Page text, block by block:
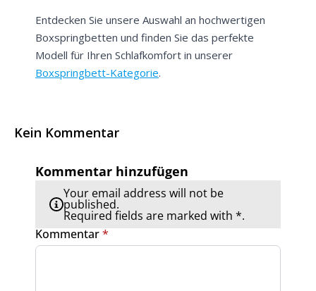
Entdecken Sie unsere Auswahl an hochwertigen
Boxspringbetten und finden Sie das perfekte
Modell für Ihren Schlafkomfort in unserer
Boxspringbett-Kategorie.
Kein Kommentar
Kommentar hinzufügen
Your email address will not be
published.
Required fields are marked with *.
Kommentar*